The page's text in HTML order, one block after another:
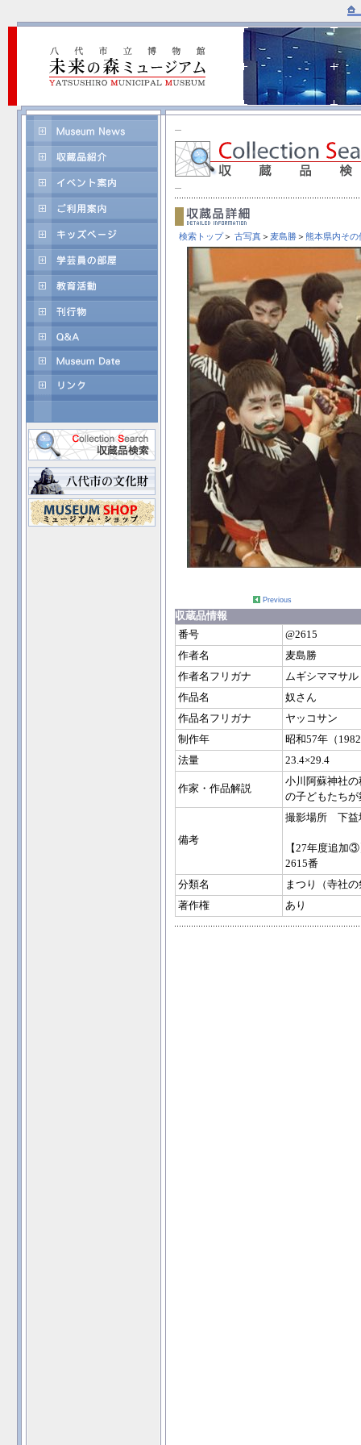
検索トップ＞ 古写真＞ 麦島勝＞ 熊本県内その
Previous
収蔵品情報
番号
@2615
作者名
麦島勝
作者名フリガナ
ムギシママサル
作品名
奴さん
作品名フリガナ
ヤッコサン
制作年
昭和57年（
法量
23.4×29.4
作家・作品解説
小川阿蘇神社
の子どもたち
備考
撮影場所 下益
【27年度追加
2615番
分類名
まつり（寺社
著作権
あり